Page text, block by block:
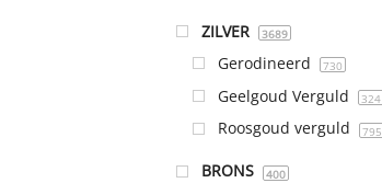
ZILVER 3689
Gerodineerd 730
Geelgoud Verguld 324
Roosgoud verguld 795
BRONS 400